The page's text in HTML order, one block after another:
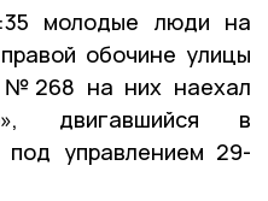
молодые люди на
обочине улицы
№268 на них наехал
двигавшийся в
под управлением 29-